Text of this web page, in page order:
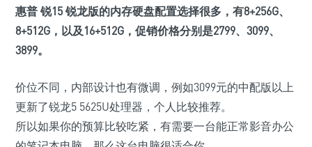
惠普 锐15 锐龙版的内存硬盘配置选择很多，有8+256G、
8+512G ，以及 16+512G ，促销价格分别是2799、 3099、
3899。
价位不同，内部设计也有微调，例如3099元的中配版以上
更新了锐龙5 5625U处理器，个人比较推荐。
所以如果你的预算比较吃紧，有需要一台能正常影音办公